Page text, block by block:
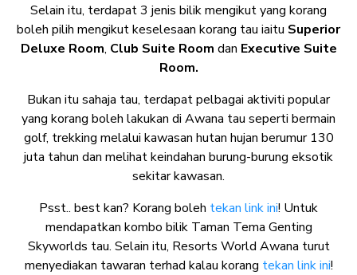
Selain itu, terdapat 3 jenis bilik mengikut yang korang
boleh pilih mengikut keselesaan korang tau iaitu Superior
Deluxe Room, Club Suite Room dan Executive Suite
Room.
Bukan itu sahaja tau, terdapat pelbagai aktiviti popular
yang korang boleh lakukan di Awana tau seperti bermain
golf, trekking melalui kawasan hutan hujan berumur 130
juta tahun dan melihat keindahan burung-burung eksotik
sekitar kawasan.
Psst.. best kan? Korang boleh tekan link ini! Untuk
mendapatkan kombo bilik Taman Tema Genting
Skyworlds tau. Selain itu, Resorts World Awana turut
menyediakan tawaran terhad kalau korang tekan link ini!